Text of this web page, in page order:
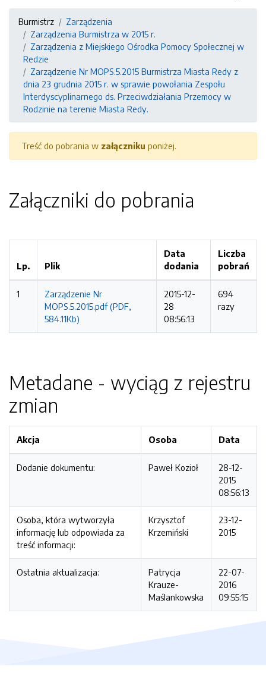
Burmistrz
Zarządzenia
Zarządzenia Burmistrza w 2015 r.
Zarządzenia z Miejskiego Ośrodka Pomocy Społecznej w
Redzie
Zarządzenie Nr MOPS.5.2015 Burmistrza Miasta Redy z
dnia 23 grudnia 2015 r. w sprawie powołania Zespołu
Interdyscyplinarnego ds. Przeciwdziałania Przemocy w
Rodzinie na terenie Miasta Redy.
Treść do pobrania w załączniku poniżej.
Załączniki do pobrania
Lp. Plik
Data
dodania
Liczba
pobrań
1
Zarządzenie Nr
MOPS.5.2015.pdf (PDF,
584.11Kb)
2015-12-
28
08:56:13
694
razy
Metadane - wyciąg z rejestru
zmian
Akcja Osoba Data
Dodanie dokumentu: Paweł Kozioł
28-12-
2015
08:56:13
Osoba, która wytworzyła
informację lub odpowiada za
treść informacji:
Krzysztof
Krzemiński
23-12-
2015
Ostatnia aktualizacja:
Patrycja
Krauze-
Maślankowska
22-07-
2016
09:55:15